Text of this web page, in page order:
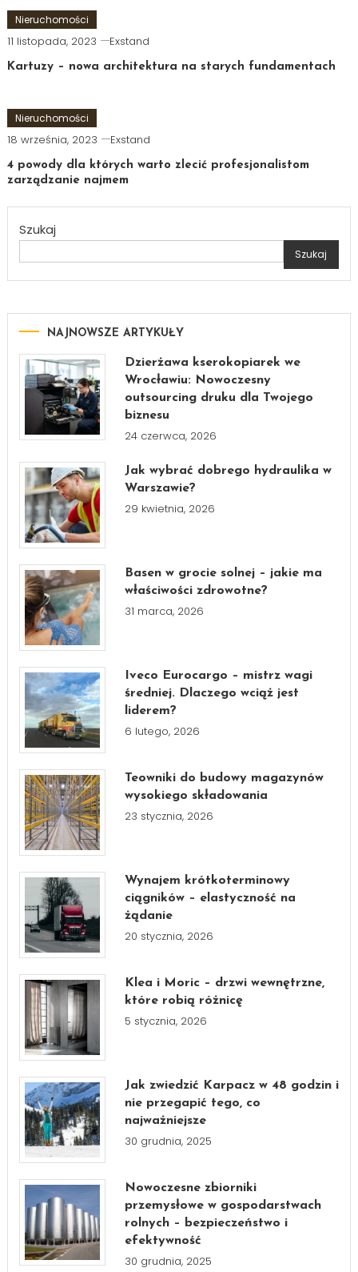
Nieruchomości
11 listopada, 2023 Exstand
Kartuzy – nowa architektura na starych fundamentach
Nieruchomości
18 września, 2023 Exstand
4 powody dla których warto zlecić profesjonalistom
zarządzanie najmem
Szukaj
Szukaj
NAJNOWSZE ARTYKUŁY
Dzierżawa kserokopiarek we
Wrocławiu: Nowoczesny
outsourcing druku dla Twojego
biznesu
24 czerwca, 2026
Jak wybrać dobrego hydraulika w
Warszawie?
29 kwietnia, 2026
Basen w grocie solnej – jakie ma
właściwości zdrowotne?
31 marca, 2026
Iveco Eurocargo – mistrz wagi
średniej. Dlaczego wciąż jest
liderem?
6 lutego, 2026
Teowniki do budowy magazynów
wysokiego składowania
23 stycznia, 2026
Wynajem krótkoterminowy
ciągników – elastyczność na
żądanie
20 stycznia, 2026
Klea i Moric – drzwi wewnętrzne,
które robią różnicę
5 stycznia, 2026
Jak zwiedzić Karpacz w 48 godzin i
nie przegapić tego, co
najważniejsze
30 grudnia, 2025
Nowoczesne zbiorniki
przemysłowe w gospodarstwach
rolnych – bezpieczeństwo i
efektywność
30 grudnia, 2025